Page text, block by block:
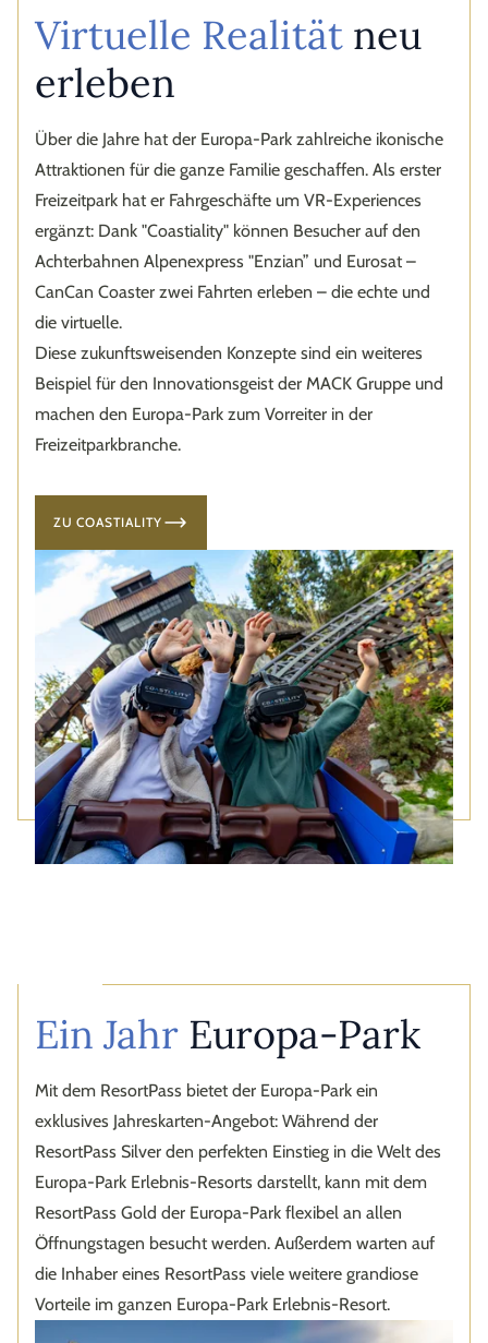
Virtuelle Realität neu
erleben
Über die Jahre hat der Europa-Park zahlreiche ikonische
Attraktionen für die ganze Familie geschaffen. Als erster
Freizeitpark hat er Fahrgeschäfte um VR-Experiences
ergänzt: Dank "Coastiality" können Besucher auf den
Achterbahnen Alpenexpress "Enzian” und Eurosat –
CanCan Coaster zwei Fahrten erleben – die echte und
die virtuelle.
Diese zukunftsweisenden Konzepte sind ein weiteres
Beispiel für den Innovationsgeist der MACK Gruppe und
machen den Europa-Park zum Vorreiter in der
Freizeitparkbranche.
ZU COASTIALITY
Ein Jahr Europa-Park
Mit dem ResortPass bietet der Europa-Park ein
exklusives Jahreskarten-Angebot: Während der
ResortPass Silver den perfekten Einstieg in die Welt des
Europa-Park Erlebnis-Resorts darstellt, kann mit dem
ResortPass Gold der Europa-Park flexibel an allen
Öffnungstagen besucht werden. Außerdem warten auf
die Inhaber eines ResortPass viele weitere grandiose
Vorteile im ganzen Europa-Park Erlebnis-Resort.